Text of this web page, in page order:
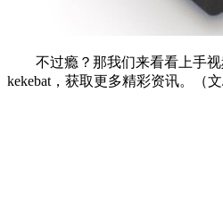
不过瘾？那我们来看看上手视
kekebat，获取更多精彩资讯。（文